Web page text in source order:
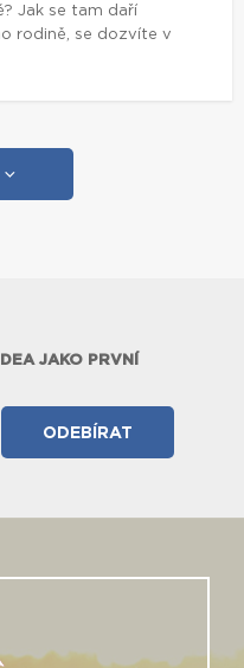
Jak se tam daří
rodině, se dozvíte v
JAKO PRVNÍ